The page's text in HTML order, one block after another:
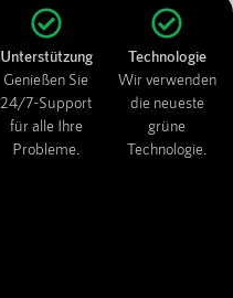
Unterstützung
Genießen Sie
24/7-Support
für alle Ihre
Probleme.
Technologie
Wir verwenden
die neueste
grüne
Technologie.